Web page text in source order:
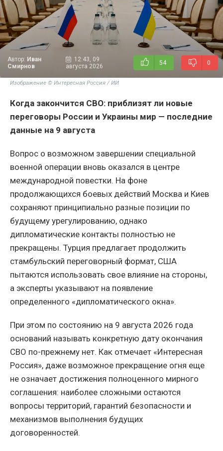
Автор: Иван
Смирнов
12:43, 09
августа 2026
54 0
Изображение © Интересная Россия / ИИ
Когда закончится СВО: приблизят ли новые
переговоры России и Украины мир — последние
данные на 9 августа
Вопрос о возможном завершении специальной
военной операции вновь оказался в центре
международной повестки. На фоне
продолжающихся боевых действий Москва и Киев
сохраняют принципиально разные позиции по
будущему урегулированию, однако
дипломатические контакты полностью не
прекращены. Турция предлагает продолжить
стамбульский переговорный формат, США
пытаются использовать свое влияние на стороны,
а эксперты указывают на появление
определенного «дипломатического окна».
При этом по состоянию на 9 августа 2026 года
оснований называть конкретную дату окончания
СВО по-прежнему нет. Как отмечает «Интересная
Россия», даже возможное прекращение огня еще
не означает достижения полноценного мирного
соглашения: наиболее сложными остаются
вопросы территорий, гарантий безопасности и
механизмов выполнения будущих
договоренностей.